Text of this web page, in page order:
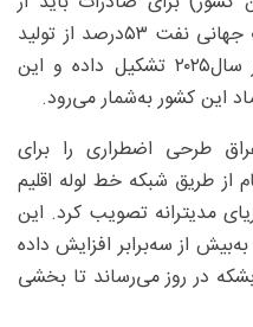
تنگه‌هرمز عبور کند. طبق آمار بانک جهانی نفت ۵۳‌درصد از تولید
ناخالص داخلی واقعی عراق را در سال۲۰۲۵ تشکیل داده و این
این کشور به‌شمار می‌رود.
طرحی اضطراری را برای
طریق شبکه خط لوله اقلیم
مدیترانه تصویب کرد. این
از سه‌برابر افزایش داده
در روز به‌۷۷۰‌هزاربشکه در روز می‌رساند تا بخشی